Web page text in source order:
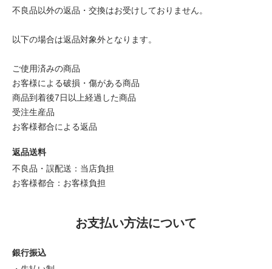
不良品以外の返品・交換はお受けしておりません。
以下の場合は返品対象外となります。
ご使用済みの商品
お客様による破損・傷がある商品
商品到着後7日以上経過した商品
受注生産品
お客様都合による返品
返品送料
不良品・誤配送：当店負担
お客様都合：お客様負担
お支払い方法について
銀行振込